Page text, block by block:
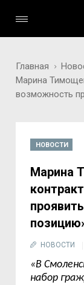
Главная
Марина
возможность
НОВОСТИ
Марина
НОВОСТИ
«В
набор